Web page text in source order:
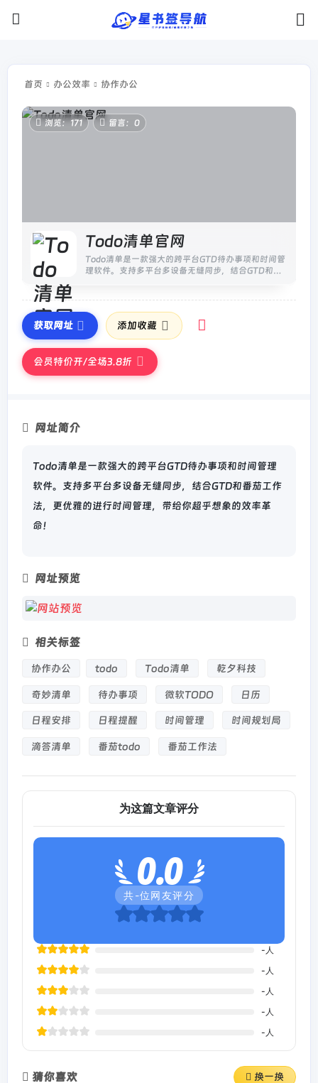
首页 办公效率 协作办公
浏览：171 留言：0
Todo清单官网
Todo清单是一款强大的跨平台GTD待办事项和时间管
理软件。支持多平台多设备无缝同步，结合GTD和番
获取网址 添加收藏
会员特价开/全场3.8折
网址简介
Todo清单是一款强大的跨平台GTD待办事项和时间管理
软件。支持多平台多设备无缝同步，结合GTD和番茄工作
法，更优雅的进行时间管理，带给你超乎想象的效率革
命！
网址预览
相关标签
协作办公 todo Todo清单 乾夕科技
奇妙清单 待办事项 微软TODO 日历
日程安排 日程提醒 时间管理 时间规划局
滴答清单 番茄todo 番茄工作法
为这篇文章评分
0.0
共-位网友评分
- 人
- 人
- 人
- 人
- 人
猜你喜欢 换一换